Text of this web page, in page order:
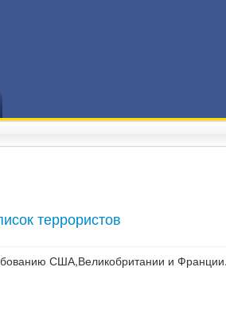
террористов
США,Великобритании и